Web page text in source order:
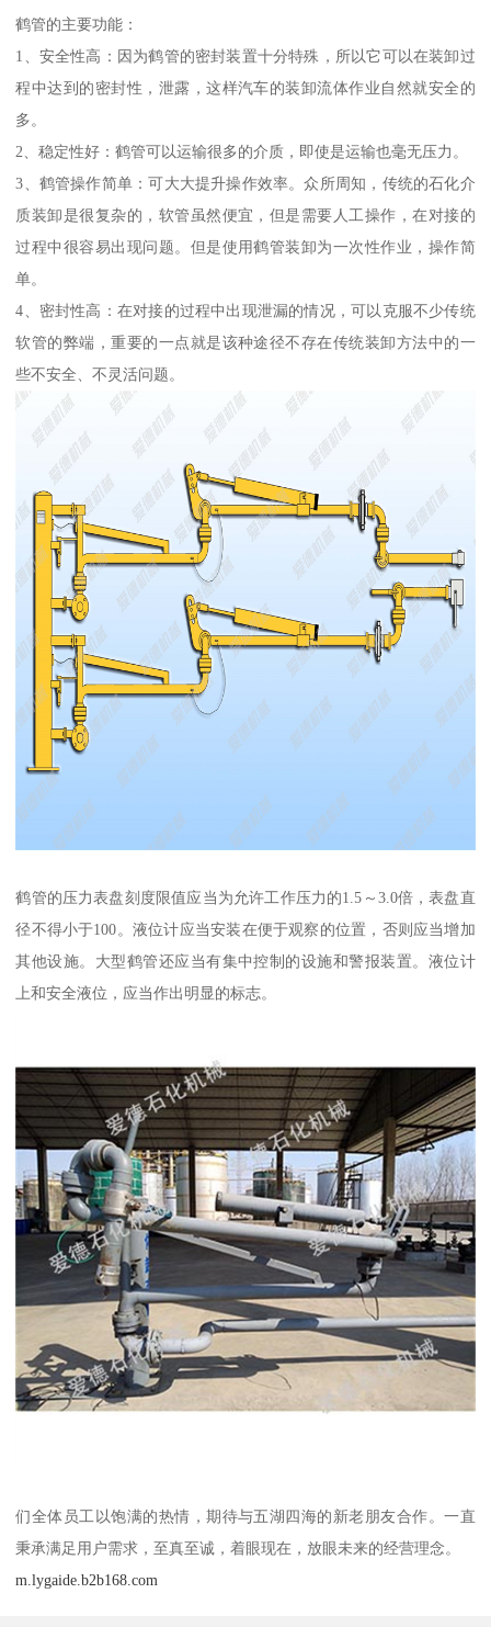
鹤管的主要功能：
1、安全性高：因为鹤管的密封装置十分特殊，所以它可以在装卸过
程中达到的密封性，泄露，这样汽车的装卸流体作业自然就安全的
多。
2、稳定性好：鹤管可以运输很多的介质，即使是运输也毫无压力。
3、鹤管操作简单：可大大提升操作效率。众所周知，传统的石化介
质装卸是很复杂的，软管虽然便宜，但是需要人工操作，在对接的
过程中很容易出现问题。但是使用鹤管装卸为一次性作业，操作简
单。
4、密封性高：在对接的过程中出现泄漏的情况，可以克服不少传统
软管的弊端，重要的一点就是该种途径不存在传统装卸方法中的一
些不安全、不灵活问题。
鹤管的压力表盘刻度限值应当为允许工作压力的1.5～3.0倍，表盘直
径不得小于100。液位计应当安装在便于观察的位置，否则应当增加
其他设施。大型鹤管还应当有集中控制的设施和警报装置。液位计
上和安全液位，应当作出明显的标志。
们全体员工以饱满的热情，期待与五湖四海的新老朋友合作。一直
秉承满足用户需求，至真至诚，着眼现在，放眼未来的经营理念。
m.lygaide.b2b168.com